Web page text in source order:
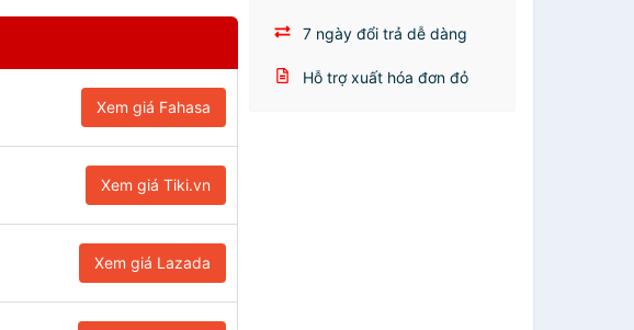
Xem giá Fahasa
Xem giá Tiki.vn
Xem giá Lazada
7 ngày đổi trả dễ dàng
Hỗ trợ xuất hóa đơn đỏ